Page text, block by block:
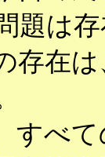
題は
存在
すべ